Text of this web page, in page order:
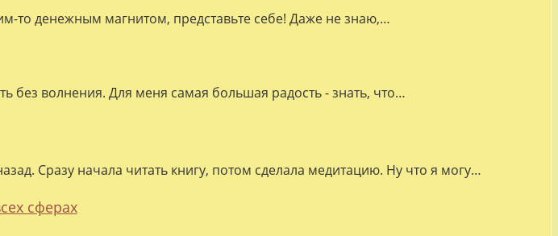
то денежным магнитом, представьте себе! Даже не знаю,…
без волнения. Для меня самая большая радость - знать, что…
Сразу начала читать книгу, потом сделала медитацию. Ну что я могу…
сферах